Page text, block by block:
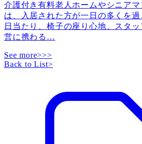
介護付き有料老人ホームやシニア
は、入居された方が一日の多くを過
日当たり、椅子の座り心地、スタ
営に携わる …
See more>>>
Back to List>